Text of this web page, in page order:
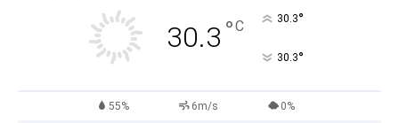
30.3 °C 30.3°
30.3°
55% 6m/s 0%